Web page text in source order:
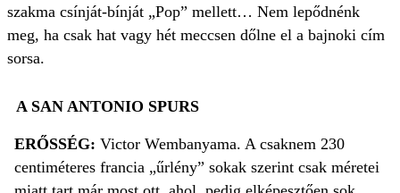
szakma csínját-bínját „Pop” mellett… Nem lepődnénk
meg, ha csak hat vagy hét meccsen dőlne el a bajnoki cím
sorsa.
ERŐSSÉG: Victor Wembanyama. A csaknem 230
centiméteres francia „űrlény” sokak szerint csak méretei
A SAN ANTONIO SPURS